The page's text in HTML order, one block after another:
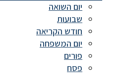
יום השואה
שבועות
חודש הקריאה
יום המשפחה
פורים
פסח